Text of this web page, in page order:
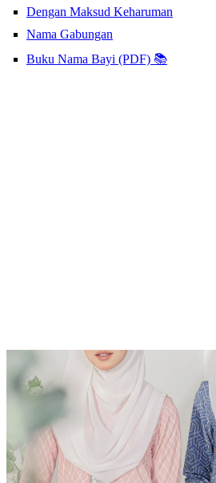
Dengan Maksud Keharuman
Nama Gabungan
Buku Nama Bayi (PDF) 📚